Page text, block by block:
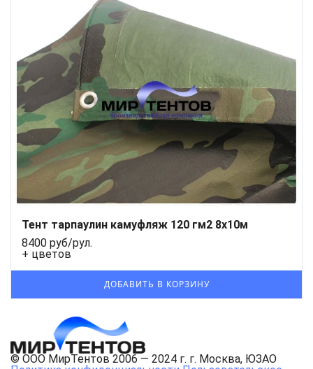
Тент тарпаулин камуфляж 120 гм2 8x10м
8400 руб/рул.
+ цветов
© ООО МирТентов 2006 — 2024 г. г. Москва, ЮЗАО